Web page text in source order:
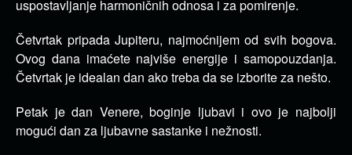
uspostavljanje harmoničnih odnosa i za pomirenje.
Četvrtak pripada Jupiteru, najmoćnijem od svih bogova.
Ovog dana imaćete najviše energije i samopouzdanja.
Četvrtak je idealan dan ako treba da se izborite za nešto.
Petak je dan Venere, boginje ljubavi i ovo je najbolji
mogući dan za ljubavne sastanke i nežnosti.